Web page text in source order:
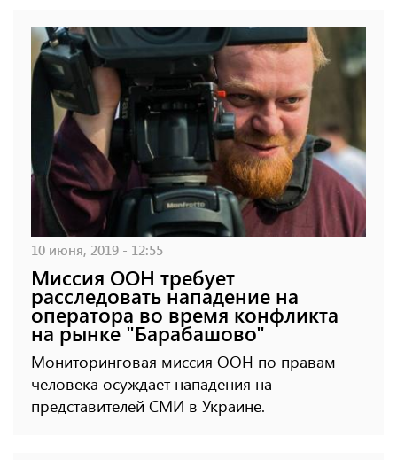
10 июня, 2019 - 12:55
Миссия ООН требует
расследовать нападение на
оператора во время конфликта
на рынке "Барабашово"
Мониторинговая миссия ООН по правам
человека осуждает нападения на
представителей СМИ в Украине.